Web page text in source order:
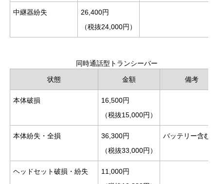
中継器紛失
26,400円
（税抜24,000円）
同時通話型トランシーバー
状態 金額 備考
本体破損
16,500円
（税抜15,000円）
本体紛失・全損
36,300円
（税抜33,000円）
バッテリー含む
ヘッドセット破損・紛失
11,000円